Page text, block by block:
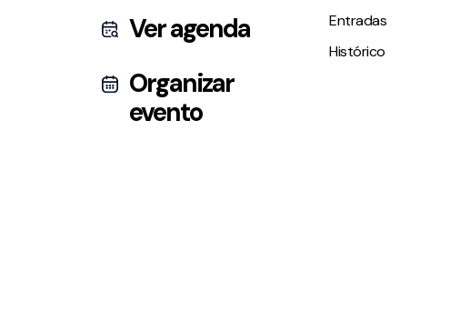
Ver agenda
Organizar
evento
Entradas
Histórico